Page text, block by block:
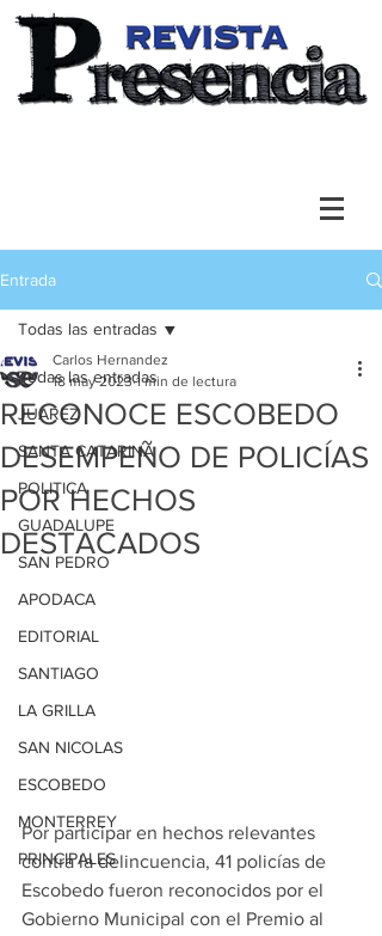
Entrada
Todas las entradas
JUAREZ
SANTA CATARINA
POLITICA
GUADALUPE
SAN PEDRO
APODACA
EDITORIAL
SANTIAGO
LA GRILLA
SAN NICOLAS
ESCOBEDO
MONTERREY
PRINCIPALES
Todas las entradas
RECONOCE ESCOBEDO
DESEMPEÑO DE POLICÍAS
POR HECHOS
DESTACADOS
Carlos Hernandez
18 may 2023 1 min de lectura
Por participar en hechos relevantes
contra la delincuencia, 41 policías de
Escobedo fueron reconocidos por el
Gobierno Municipal con el Premio al